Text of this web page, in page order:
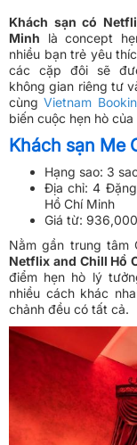
Khách sạn có
Minh là concept
nhiều bạn trẻ yêu
các cặp đôi sẽ
không gian riêng tư
cùngVietnam
biến cuộc hẹn hò
Khách sạn Me
Hạng sao: 3
Địa chỉ: 4 Đặng
Hồ Chí Minh
Giá từ:
Nằm gần trung tâm
Netflix and Chill Hồ
điểm hẹn hò lý
nhiều cách khác
chảnh đều có tất cả.